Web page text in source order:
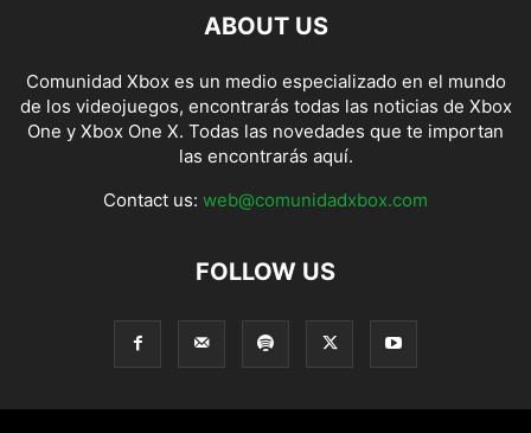
ABOUT US
Comunidad Xbox es un medio especializado en el mundo
de los videojuegos, encontrarás todas las noticias de Xbox
One y Xbox One X. Todas las novedades que te importan
las encontrarás aquí.
Contact us: web@comunidadxbox.com
FOLLOW US